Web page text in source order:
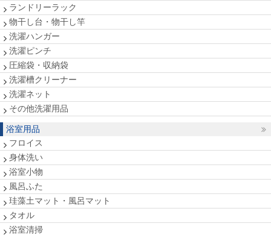
ランドリーラック
物干し台・物干し竿
洗濯ハンガー
洗濯ピンチ
圧縮袋・収納袋
洗濯槽クリーナー
洗濯ネット
その他洗濯用品
浴室用品
フロイス
身体洗い
浴室小物
風呂ふた
珪藻土マット・風呂マット
タオル
浴室清掃